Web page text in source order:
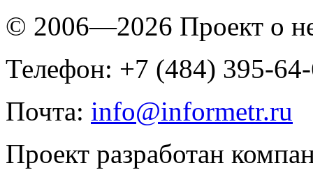
© 2006—2026 Проект о
Телефон: +7 (484) 395-
Почта: info@informetr.ru
Проект разработан